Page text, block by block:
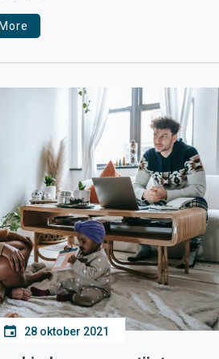
NOS op […]
28 oktober 2021